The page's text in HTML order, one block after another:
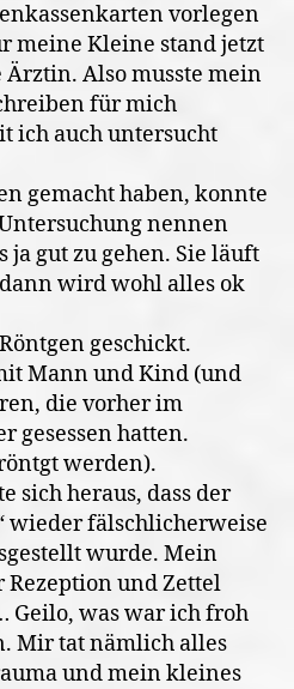
vorlegen
meine Kleine stand jetzt
Also musste mein
für mich
ich auch untersucht
gemacht haben, konnte
nennen
ja gut zu gehen. Sie läuft
wird wohl alles ok
geschickt.
Mann und Kind (und
die vorher im
gesessen hatten.
werden).
sich heraus, dass der
wieder fälschlicherweise
wurde. Mein
und Zettel
Geilo, was war ich froh
Mir tat nämlich alles
und mein kleines